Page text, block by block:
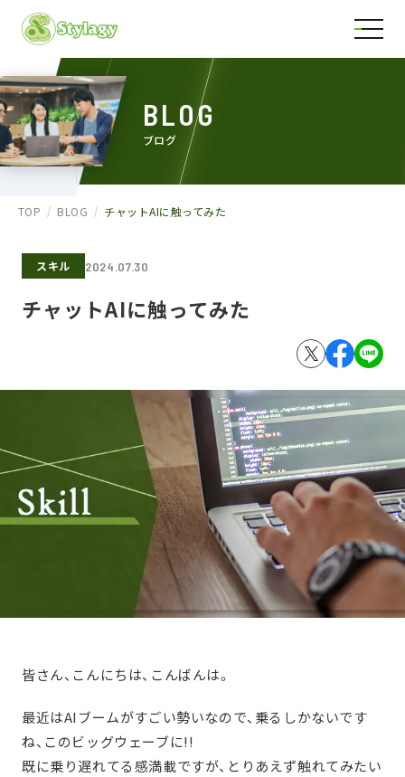
BLOG
ブログ
TOP BLOG チャットAIに触ってみた
スキル 2024.07.30
チャットAIに触ってみた
皆さん、こんにちは、こんばんは。
最近はAIブームがすごい勢いなので、乗るしかないです
ね、このビッグウェーブに!!
既に乗り遅れてる感満載ですが、とりあえず触れてみたい